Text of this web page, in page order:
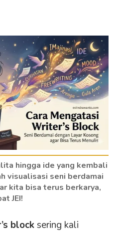
hingga ide yang kembali
visualisasi seni berdamai
kita bisa terus berkarya,
JEI!
blocksering kali